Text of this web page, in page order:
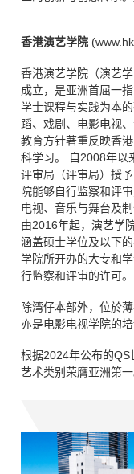
香港演艺学院 (
香港演艺学院（演艺
成立，是亚洲首屈一
学士课程与实践为本
蹈、戏剧、电影电视
教育方针著重反映香
科学习。 自2008年以
评审局（评审局）授
院能够自行监察和评
电视、音乐与舞台及
由2016年起，演艺学
涵盖硕士学位及以下
学院所开办的大专和
行监察和评审的许可。
除湾仔本部外，位於
亦是电影电视学院的
根据2024年公布的QS
艺术类别荣膺亚洲第一